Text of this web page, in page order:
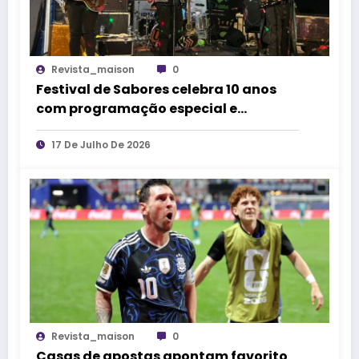
Revista_maison 0
Festival de Sabores celebra 10 anos
com programação especial e
atrações gratuitas em Belo Horizonte
17 De Julho De 2026
Revista_maison 0